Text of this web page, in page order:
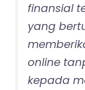
finansial
yang
online
kepada